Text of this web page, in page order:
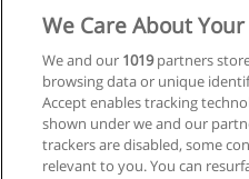
Solicitar
Graduação em
FURB - Fundação Universitária
Solicitar
We Care About
We and our 1019partners
browsing data or unique
Accept enables tracking
shown under we and our
trackers are disabled, some
relevant to you. You can